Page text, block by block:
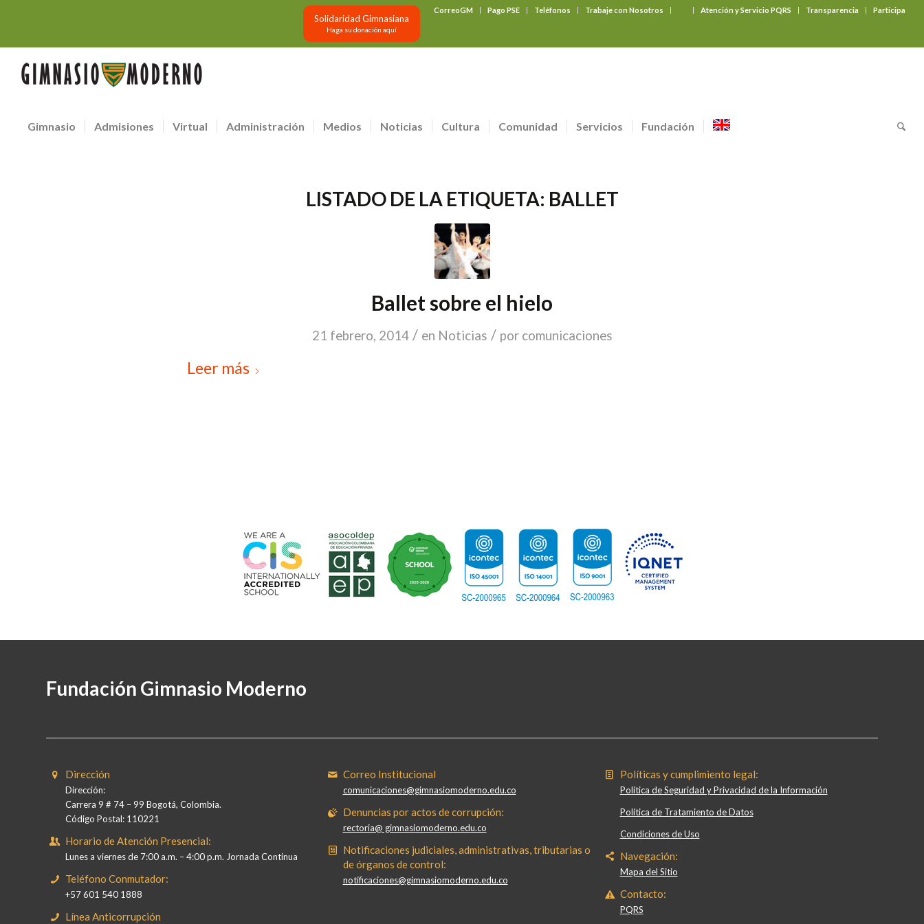
CorreoGM Pago PSE Teléfonos Trabaje con Nosotros Atención y Servicio PQRS Transparencia Participa
Solidaridad Gimnasiana
Haga su donación aquí
Gimnasio Admisiones Virtual Administración Medios Noticias Cultura Comunidad Servicios Fundación
LISTADO DE LA ETIQUETA: BALLET
Ballet sobre el hielo
21 febrero, 2014 / en Noticias / por comunicaciones
Leer más
Fundación Gimnasio Moderno
Dirección
Dirección:
Carrera 9 # 74 – 99 Bogotá, Colombia.
Código Postal: 110221
Horario de Atención Presencial:
Lunes a viernes de 7:00 a.m. – 4:00 p.m. Jornada Continua
Teléfono Conmutador:
+57 601 540 1888
Línea Anticorrupción
Correo Institucional
comunicaciones@gimnasiomoderno.edu.co
Denuncias por actos de corrupción:
rectoria@ gimnasiomoderno.edu.co
Notificaciones judiciales, administrativas, tributarias o
de órganos de control:
notificaciones@gimnasiomoderno.edu.co
Políticas y cumplimiento legal:
Política de Seguridad y Privacidad de la Información
Política de Tratamiento de Datos
Condiciones de Uso
Navegación:
Mapa del Sitio
Contacto:
PQRS